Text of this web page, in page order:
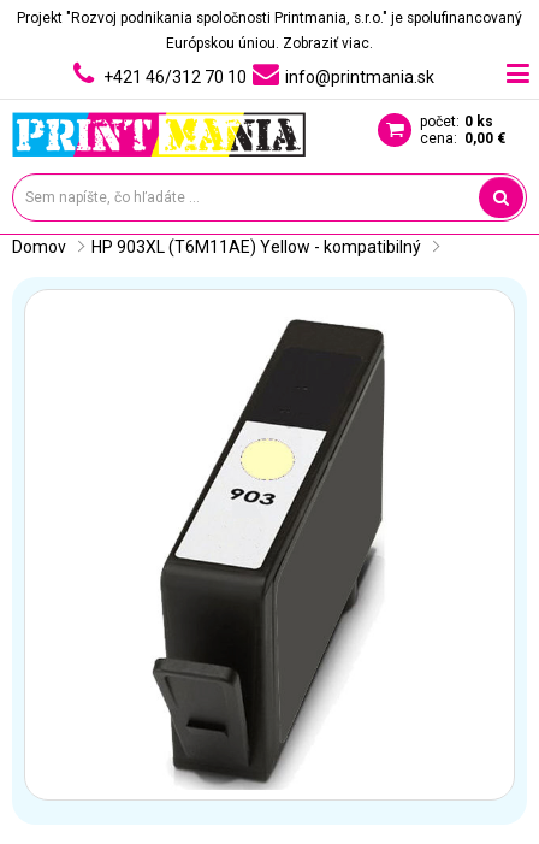
Projekt "Rozvoj podnikania spoločnosti Printmania, s.r.o." je spolufinancovaný
Európskou úniou. Zobraziť viac.
+421 46/312 70 10 info@printmania.sk
počet: 0 ks
cena: 0,00 €
Domov HP 903XL (T6M11AE) Yellow - kompatibilný